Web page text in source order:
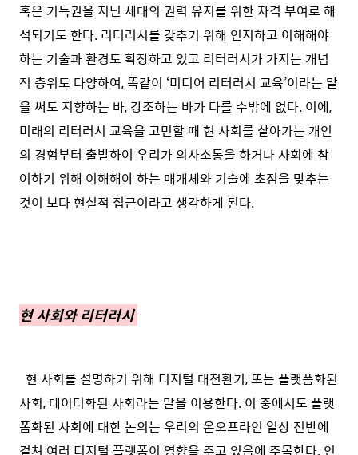
혹은 기득권을 지닌 세대의 권력 유지를 위한 자격 부여로 해
석되기도 한다. 리터러시를 갖추기 위해 인지하고 이해해야
하는 기술과 환경도 확장하고 있고 리터러시가 가지는 개념
적 층위도 다양하여, 똑같이 ‘미디어 리터러시 교육’이라는 말
을 써도 지향하는 바, 강조하는 바가 다를 수밖에 없다. 이에,
미래의 리터러시 교육을 고민할 때 현 사회를 살아가는 개인
의 경험부터 출발하여 우리가 의사소통을 하거나 사회에 참
여하기 위해 이해해야 하는 매개체와 기술에 초점을 맞추는
것이 보다 현실적 접근이라고 생각하게 된다.
현 사회와 리터러시
현 사회를 설명하기 위해 디지털 대전환기, 또는 플랫폼화된
사회, 데이터화된 사회라는 말을 이용한다. 이 중에서도 플랫
폼화된 사회에 대한 논의는 우리의 온오프라인 일상 전반에
걸쳐 여러 디지털 플랫폼이 영향을 주고 있음에 주목한다. 인